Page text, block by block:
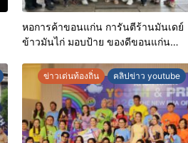
หอการค้าขอนแก่น การันตีร้านมันเดย์
ข้าวมันไก่ มอบป้าย ของดีขอนแก่น
คุณภาพ ยกระดับมาตรฐาน สร้างความ
เชื่อมั่นให้ผู้บริโภค
ข่าวเด่นท้องถิ่น คลิปข่าว youtube